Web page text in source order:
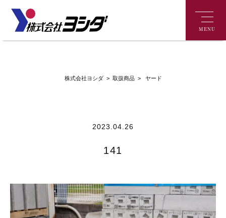
MENU
株式会社ヨシダ> 取扱商品> ヤード
2023.04.26
141